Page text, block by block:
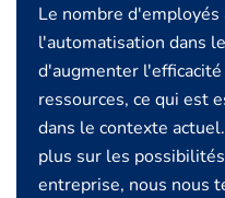
Le nombre
l'automatisation dans
d'augmenter
ressources, ce qui est
dans le contexte
plus sur les
entreprise, nous nous